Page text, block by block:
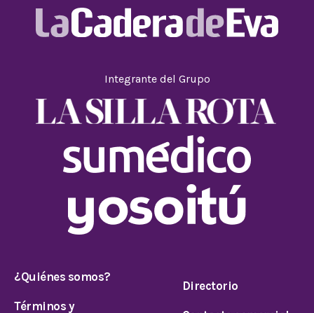
Integrante del Grupo
¿Quiénes somos?
Términos y
Directorio